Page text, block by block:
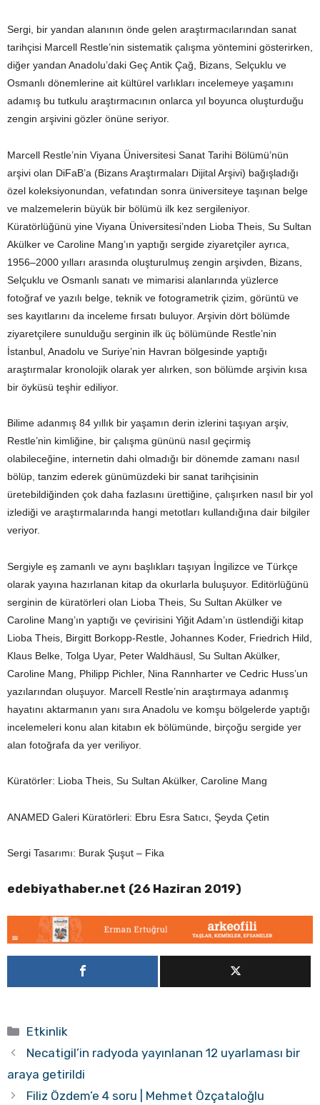
Sergi, bir yandan alanının önde gelen araştırmacılarından sanat
tarihçisi Marcell Restle’nin sistematik çalışma yöntemini gösterirken,
diğer yandan Anadolu’daki Geç Antik Çağ, Bizans, Selçuklu ve
Osmanlı dönemlerine ait kültürel varlıkları incelemeye yaşamını
adamış bu tutkulu araştırmacının onlarca yıl boyunca oluşturduğu
zengin arşivini gözler önüne seriyor.
Marcell Restle’nin Viyana Üniversitesi Sanat Tarihi Bölümü’nün
arşivi olan DiFaB’a (Bizans Araştırmaları Dijital Arşivi) bağışladığı
özel koleksiyonundan, vefatından sonra üniversiteye taşınan belge
ve malzemelerin büyük bir bölümü ilk kez sergileniyor.
Küratörlüğünü yine Viyana Üniversitesi’nden Lioba Theis, Su Sultan
Akülker ve Caroline Mang’ın yaptığı sergide ziyaretçiler ayrıca,
1956–2000 yılları arasında oluşturulmuş zengin arşivden, Bizans,
Selçuklu ve Osmanlı sanatı ve mimarisi alanlarında yüzlerce
fotoğraf ve yazılı belge, teknik ve fotogrametrik çizim, görüntü ve
ses kayıtlarını da inceleme fırsatı buluyor. Arşivin dört bölümde
ziyaretçilere sunulduğu serginin ilk üç bölümünde Restle’nin
İstanbul, Anadolu ve Suriye’nin Havran bölgesinde yaptığı
araştırmalar kronolojik olarak yer alırken, son bölümde arşivin kısa
bir öyküsü teşhir ediliyor.
Bilime adanmış 84 yıllık bir yaşamın derin izlerini taşıyan arşiv,
Restle’nin kimliğine, bir çalışma gününü nasıl geçirmiş
olabileceğine, internetin dahi olmadığı bir dönemde zamanı nasıl
bölüp, tanzim ederek günümüzdeki bir sanat tarihçisinin
üretebildiğinden çok daha fazlasını ürettiğine, çalışırken nasıl bir yol
izlediği ve araştırmalarında hangi metotları kullandığına dair bilgiler
veriyor.
Sergiyle eş zamanlı ve aynı başlıkları taşıyan İngilizce ve Türkçe
olarak yayına hazırlanan kitap da okurlarla buluşuyor. Editörlüğünü
serginin de küratörleri olan Lioba Theis, Su Sultan Akülker ve
Caroline Mang’ın yaptığı ve çevirisini Yiğit Adam’ın üstlendiği kitap
Lioba Theis, Birgitt Borkopp-Restle, Johannes Koder, Friedrich Hild,
Klaus Belke, Tolga Uyar, Peter Waldhäusl, Su Sultan Akülker,
Caroline Mang, Philipp Pichler, Nina Rannharter ve Cedric Huss’un
yazılarından oluşuyor. Marcell Restle’nin araştırmaya adanmış
hayatını aktarmanın yanı sıra Anadolu ve komşu bölgelerde yaptığı
incelemeleri konu alan kitabın ek bölümünde, birçoğu sergide yer
alan fotoğrafa da yer veriliyor.
Küratörler: Lioba Theis, Su Sultan Akülker, Caroline Mang
ANAMED Galeri Küratörleri: Ebru Esra Satıcı, Şeyda Çetin
Sergi Tasarımı: Burak Şuşut – Fika
edebiyathaber.net (26 Haziran 2019)
Kategoriler
Etkinlik
Necatigil’in radyoda yayınlanan 12 uyarlaması bir
araya getirildi
Filiz Özdem’e 4 soru | Mehmet Özçataloğlu